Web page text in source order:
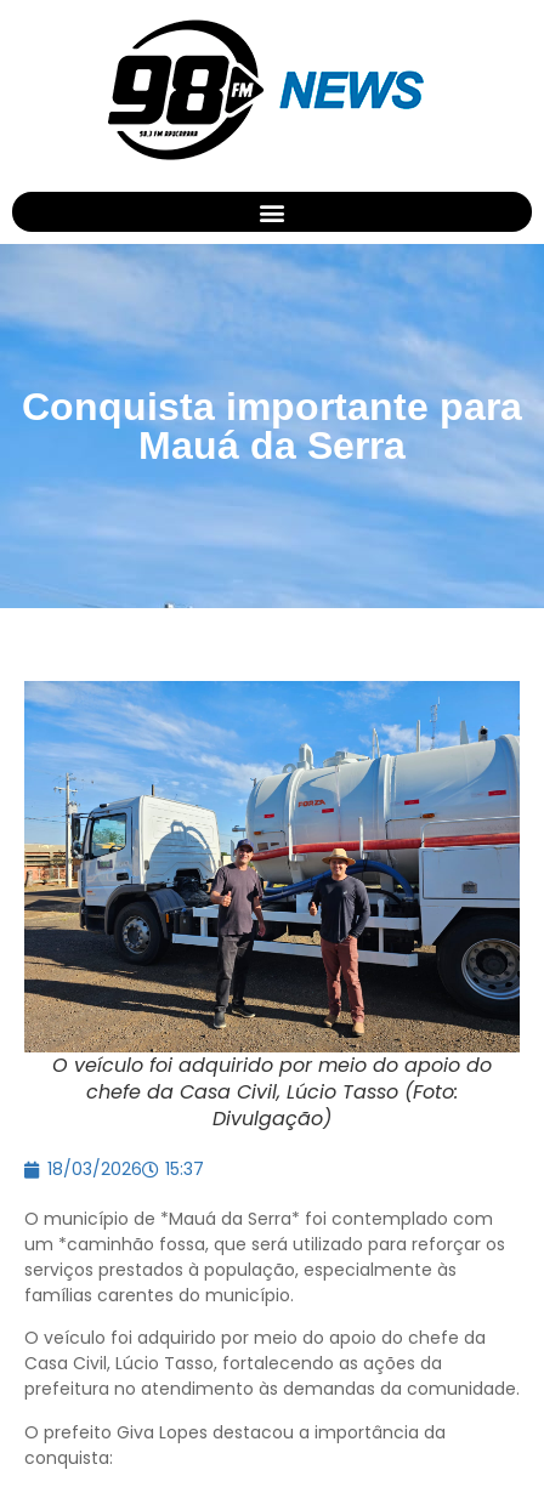
Conquista importante para
Mauá da Serra
O veículo foi adquirido por meio do apoio do
chefe da Casa Civil, Lúcio Tasso (Foto:
Divulgação)
18/03/2026 15:37
O município de *Mauá da Serra* foi contemplado com
um *caminhão fossa, que será utilizado para reforçar os
serviços prestados à população, especialmente às
famílias carentes do município.
O veículo foi adquirido por meio do apoio do chefe da
Casa Civil, Lúcio Tasso, fortalecendo as ações da
prefeitura no atendimento às demandas da comunidade.
O prefeito Giva Lopes destacou a importância da
conquista: